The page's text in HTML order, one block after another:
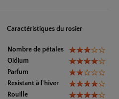
Caractéristiques du rosier
Nombre de pétales
Oidium
Parfum
Resistant à l`hiver
Rouille